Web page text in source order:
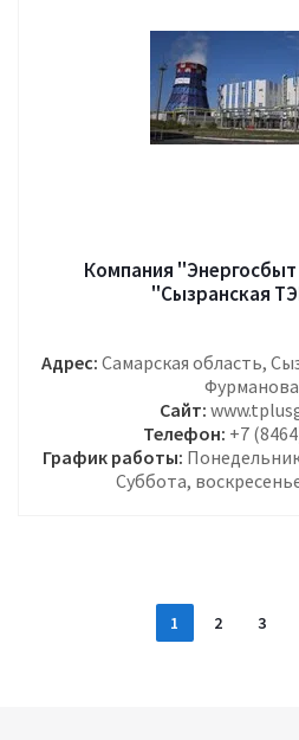
Компания
"Сызранская
Адрес: Самарская область,
Сайт:
Телефон: +7
График работы:
Суббота,
1 2 3